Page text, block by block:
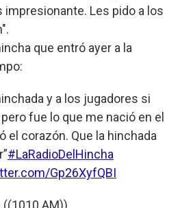
impresionante. Les pido a los
que entró ayer a la
y a los jugadores si
fue lo que me nació en el
el corazón. Que la hinchada
#LaRadioDelHincha
Gp26XyfQBI
((1010 AM))